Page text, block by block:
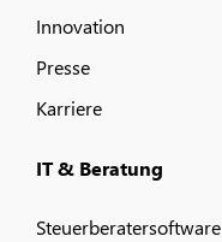
Innovation
Presse
Karriere
IT & Beratung
Steuerberatersoftware